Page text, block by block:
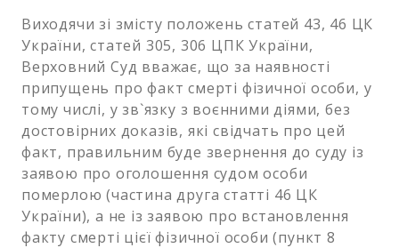
Виходячи зі змісту положень статей 43, 46 ЦК
України, статей 305, 306 ЦПК України,
Верховний Суд вважає, що за наявності
припущень про факт смерті фізичної особи, у
тому числі, у зв`язку з воєнними діями, без
достовірних доказів, які свідчать про цей
факт, правильним буде звернення до суду із
заявою про оголошення судом особи
померлою (частина друга статті 46 ЦК
України), а не із заявою про встановлення
факту смерті цієї фізичної особи (пункт 8